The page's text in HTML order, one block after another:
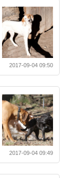
2017-09-04 09:50
2017-09-04 09:49